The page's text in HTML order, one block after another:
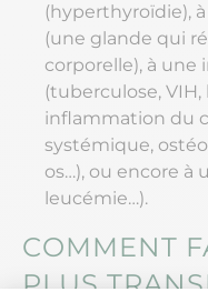
(hyperthyroïdie),
(une glande qui
corporelle), à
(tuberculose,
inflammation du
systémique,
os…), ou encore à
leucémie…).
COMMENT
PLUS